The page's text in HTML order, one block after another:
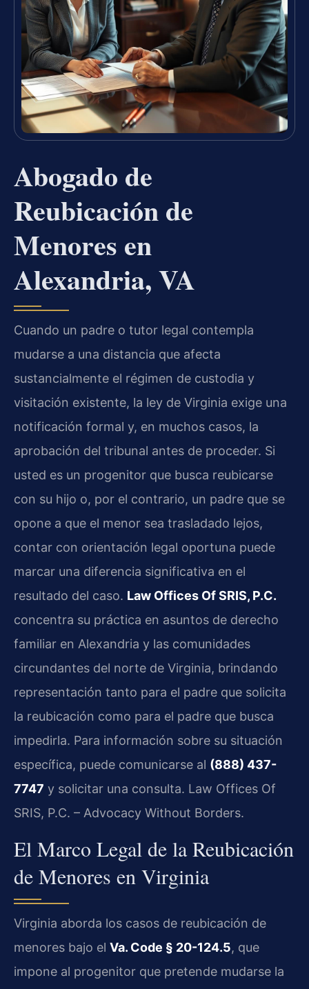
Abogado de
Reubicación de
Menores en
Alexandria, VA
Cuando un padre o tutor legal contempla
mudarse a una distancia que afecta
sustancialmente el régimen de custodia y
visitación existente, la ley de Virginia exige una
notificación formal y, en muchos casos, la
aprobación del tribunal antes de proceder. Si
usted es un progenitor que busca reubicarse
con su hijo o, por el contrario, un padre que se
opone a que el menor sea trasladado lejos,
contar con orientación legal oportuna puede
marcar una diferencia significativa en el
resultado del caso. Law Offices Of SRIS, P.C.
concentra su práctica en asuntos de derecho
familiar en Alexandria y las comunidades
circundantes del norte de Virginia, brindando
representación tanto para el padre que solicita
la reubicación como para el padre que busca
impedirla. Para información sobre su situación
específica, puede comunicarse al (888) 437-
7747 y solicitar una consulta. Law Offices Of
SRIS, P.C. – Advocacy Without Borders.
El Marco Legal de la Reubicación
de Menores en Virginia
Virginia aborda los casos de reubicación de
menores bajo el Va. Code § 20-124.5, que
impone al progenitor que pretende mudarse la